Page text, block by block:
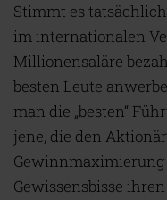
Stimmt es
im internationalen
Millionensaläre
besten Leute
man die „besten“
jene, die den
Gewissensbisse